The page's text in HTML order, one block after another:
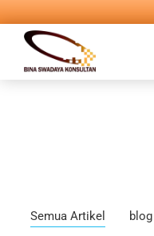
Semua Artikel blog